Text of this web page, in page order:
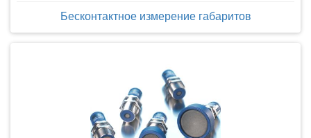
Бесконтактное измерение габаритов